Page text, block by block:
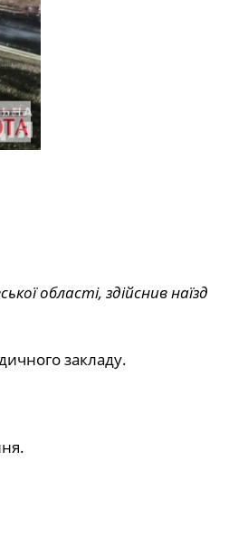
області, здійснив наїзд
закладу.